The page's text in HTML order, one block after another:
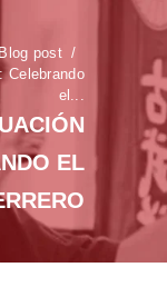
post
Celebrando
el...
EL